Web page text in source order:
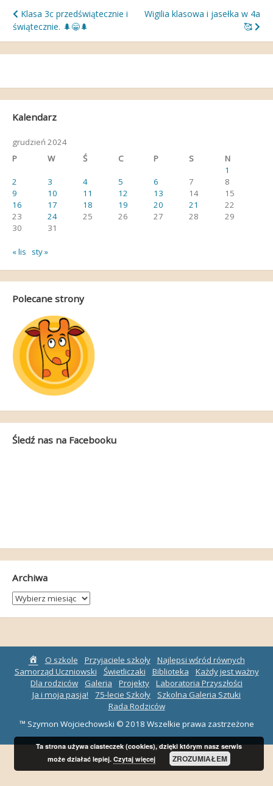
Nawigacja
wpisu
Klasa 3c przedświątecznie i
świątecznie. 🌲😁🌲
Wigilia klasowa i jasełka w 4a
🥰
Kalendarz
grudzień 2024
P
W Ś C P S
N
1
2
3 4 5 6 7
8
9
10 11 12 13 14
15
16
17 18 19 20 21
22
23
24 25 26 27 28
29
30
31
« lis sty »
Polecane strony
Śledź nas na Facebooku
Archiwa
Archiwa
Strona
główna
O szkole Przyjaciele szkoły
Najlepsi wśród równych
Samorząd Uczniowski
Świetliczaki Biblioteka
Każdy jest ważny
Dla rodziców
Galeria Projekty
Laboratoria Przyszłości
Ja i moja pasja!
75-lecie Szkoły
Szkolna Galeria Sztuki
Rada Rodziców
™ Szymon Wojciechowski © 2018 Wszelkie prawa zastrzeżone
Ta strona używa ciasteczek (cookies), dzięki którym nasz serwis
może działać lepiej.Czytaj więcej ZROZUMIAŁEM